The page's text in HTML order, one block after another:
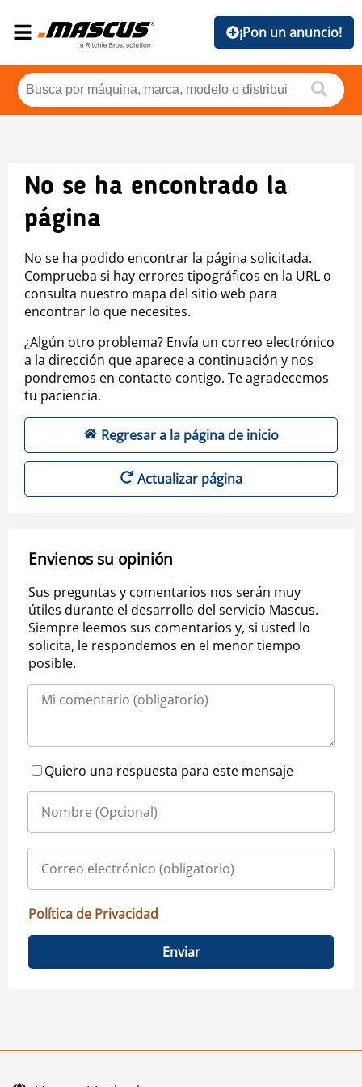
¡Pon un anuncio!
No se ha encontrado la
página
No se ha podido encontrar la página solicitada.
Comprueba si hay errores tipográficos en la URL o
consulta nuestro mapa del sitio web para
encontrar lo que necesites.
¿Algún otro problema? Envía un correo electrónico
a la dirección que aparece a continuación y nos
pondremos en contacto contigo. Te agradecemos
tu paciencia.
Regresar a la página de inicio
Actualizar página
Envienos su opinión
Sus preguntas y comentarios nos serán muy
útiles durante el desarrollo del servicio Mascus.
Siempre leemos sus comentarios y, si usted lo
solicita, le respondemos en el menor tiempo
posible.
Quiero una respuesta para este mensaje
Política de Privacidad
Enviar